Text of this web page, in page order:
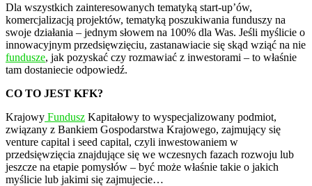
Dla wszystkich zainteresowanych tematyką start-up’ów,
komercjalizacją projektów, tematyką poszukiwania funduszy na
swoje działania – jednym słowem na 100% dla Was. Jeśli myślicie o
innowacyjnym przedsięwzięciu, zastanawiacie się skąd wziąć na nie
fundusze, jak pozyskać czy rozmawiać z inwestorami – to właśnie
tam dostaniecie odpowiedź.
CO TO JEST KFK?
Krajowy Fundusz Kapitałowy to wyspecjalizowany podmiot,
związany z Bankiem Gospodarstwa Krajowego, zajmujący się
venture capital i seed capital, czyli inwestowaniem w
przedsięwzięcia znajdujące się we wczesnych fazach rozwoju lub
jeszcze na etapie pomysłów – być może właśnie takie o jakich
myślicie lub jakimi się zajmujecie…